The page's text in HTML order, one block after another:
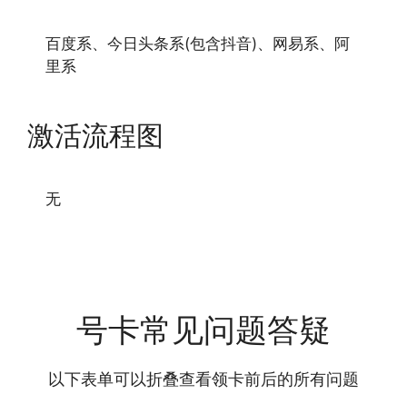
百度系、今日头条系(包含抖音)、网易系、阿
里系
激活流程图
无
号卡常见问题答疑
以下表单可以折叠查看领卡前后的所有问题